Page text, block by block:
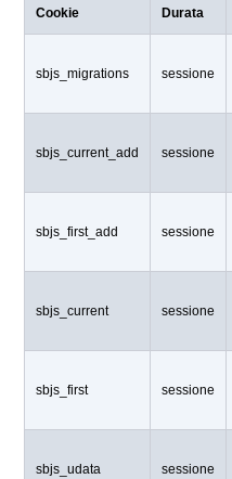
Cookie Durata
sbjs_migrations sessione
sbjs_current_add sessione
sbjs_first_add sessione
sbjs_current sessione
sbjs_first sessione
sbjs_udata sessione